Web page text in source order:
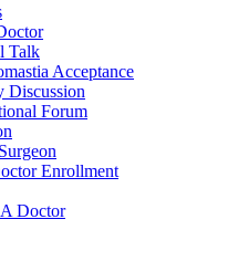
Talk
Acceptance
Discussion
Forum
Enrollment
Doctor